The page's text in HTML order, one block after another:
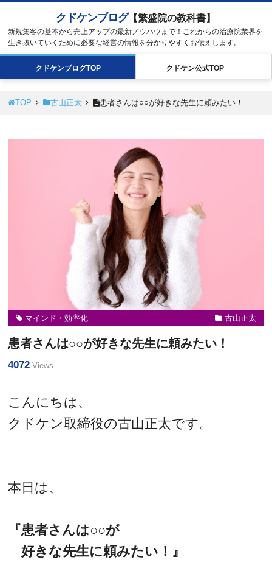
クドケンブログ【繁盛院の教科書】
新規集客の基本から売上アップの最新ノウハウまで！これからの治療院業界を
生き抜いていくために必要な経営の情報を分かりやすくお伝えします。
クドケンブログTOP クドケン公式TOP
TOP 古山正太 患者さんは○○が好きな先生に頼みたい！
マインド・効率化 古山正太
患者さんは○○が好きな先生に頼みたい！
4072 Views
こんにちは、
クドケン取締役の古山正太です。
本日は、
『患者さんは○○が
好きな先生に頼みたい！』